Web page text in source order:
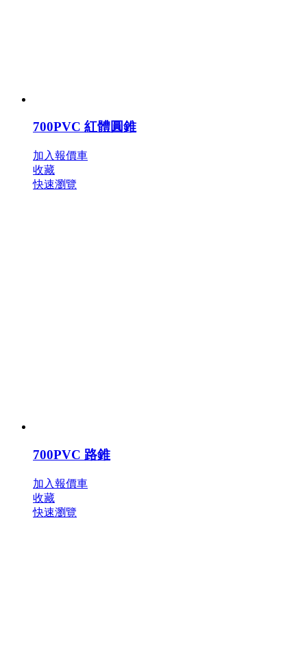
700PVC 紅體圓錐
加入報價車
收藏
快速瀏覽
700PVC 路錐
加入報價車
收藏
快速瀏覽